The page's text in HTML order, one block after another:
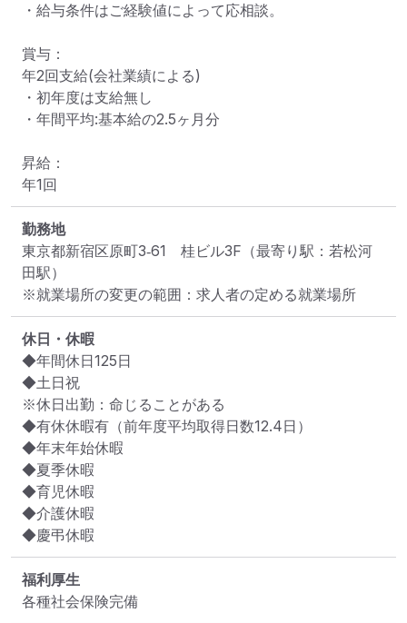
・給与条件はご経験値によって応相談。
賞与：
年2回支給(会社業績による)
・初年度は支給無し
・年間平均:基本給の2.5ヶ月分
昇給：
年1回
勤務地
東京都新宿区原町3‐61　桂ビル3F （最寄り駅：若松河
田駅）
※就業場所の変更の範囲：求人者の定める就業場所
休日・休暇
◆年間休日125日
◆土日祝
※休日出勤：命じることがある
◆有休休暇有（前年度平均取得日数12.4日）
◆年末年始休暇
◆夏季休暇
◆育児休暇
◆介護休暇
◆慶弔休暇
福利厚生
各種社会保険完備